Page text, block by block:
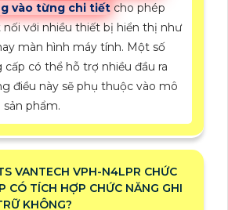
vào từng chi tiết cho phép
với nhiều thiết bị hiển thị như
màn hình máy tính. Một số
cấp có thể hỗ trợ nhiều đầu ra
điều này sẽ phụ thuộc vào mô
phẩm.
VANTECH VPH-N4LPR CHỨC
CÓ TÍCH HỢP CHỨC NĂNG GHI
KHÔNG?